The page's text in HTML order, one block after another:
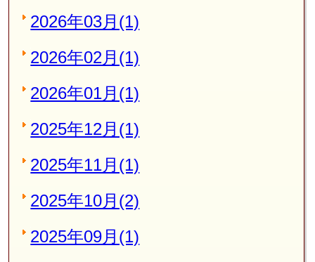
2026年03月(1)
2026年02月(1)
2026年01月(1)
2025年12月(1)
2025年11月(1)
2025年10月(2)
2025年09月(1)